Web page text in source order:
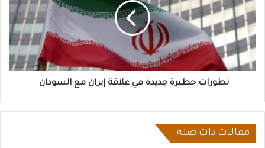
علاقة
إيران
مع
السودان
تطورات خطيرة جديدة في علاقة إيران مع السودان
مقالات ذات صلة